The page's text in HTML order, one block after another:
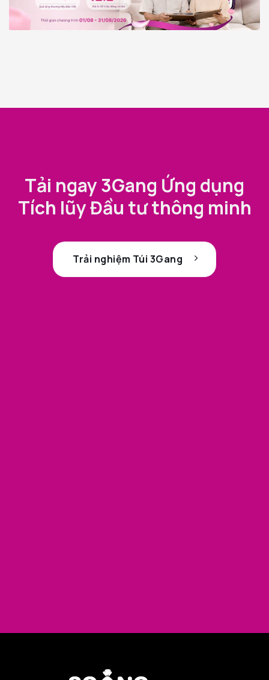
Tải ngay 3Gang Ứng dụng
Tích lũy Đầu tư thông minh
Trải nghiệm Túi 3Gang